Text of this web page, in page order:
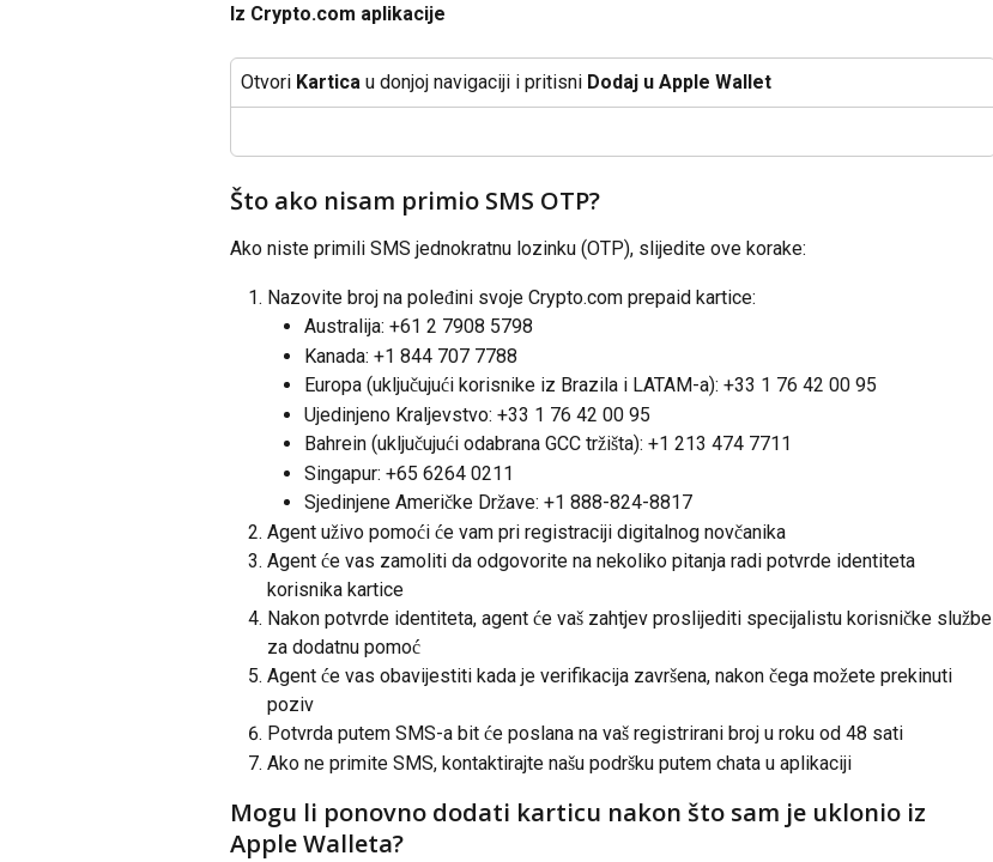
Iz Crypto.com aplikacije
Otvori Kartica u donjoj navigaciji i pritisni Dodaj u Apple Wallet
Što ako nisam primio SMS OTP?
Ako niste primili SMS jednokratnu lozinku (OTP), slijedite ove korake:
Nazovite broj na poleđini svoje Crypto.com prepaid kartice:
Australija: +61 2 7908 5798
Kanada: +1 844 707 7788
Europa (uključujući korisnike iz Brazila i LATAM-a): +33 1 76 42 00 95
Ujedinjeno Kraljevstvo: +33 1 76 42 00 95
Bahrein (uključujući odabrana GCC tržišta): +1 213 474 7711
Singapur: +65 6264 0211
Sjedinjene Američke Države: +1 888-824-8817
Agent uživo pomoći će vam pri registraciji digitalnog novčanika
Agent će vas zamoliti da odgovorite na nekoliko pitanja radi potvrde identiteta
korisnika kartice
Nakon potvrde identiteta, agent će vaš zahtjev proslijediti specijalistu korisničke službe
za dodatnu pomoć
Agent će vas obavijestiti kada je verifikacija završena, nakon čega možete prekinuti
poziv
Potvrda putem SMS-a bit će poslana na vaš registrirani broj u roku od 48 sati
Ako ne primite SMS, kontaktirajte našu podršku putem chata u aplikaciji
Mogu li ponovno dodati karticu nakon što sam je uklonio iz
Apple Walleta?